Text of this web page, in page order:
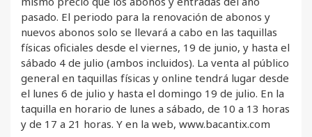
pasado. El periodo para la renovación de abonos y
nuevos abonos solo se llevará a cabo en las taquillas
físicas oficiales desde el viernes, 19 de junio, y hasta el
sábado 4 de julio (ambos incluidos). La venta al público
general en taquillas físicas y online tendrá lugar desde
el lunes 6 de julio y hasta el domingo 19 de julio. En la
taquilla en horario de lunes a sábado, de 10 a 13 horas
y de 17 a 21 horas. Y en la web, www.bacantix.com